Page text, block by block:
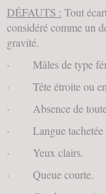
DÉFAUTS : Tout
considéré comme un
gravité.
· Mâles de type
· Tête étroite ou
· Absence de toute
· Langue tachetée
· Yeux clairs.
· Queue courte.